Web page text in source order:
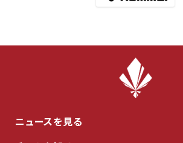
ニュースを見る